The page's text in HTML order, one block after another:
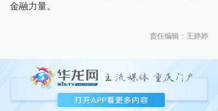
金融力量。
责任编辑：王婷婷